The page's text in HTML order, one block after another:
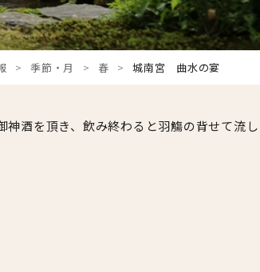
季節・月 春 城南宮 曲水の宴
酒を頂き、飲み終わると羽觴の背せて流し